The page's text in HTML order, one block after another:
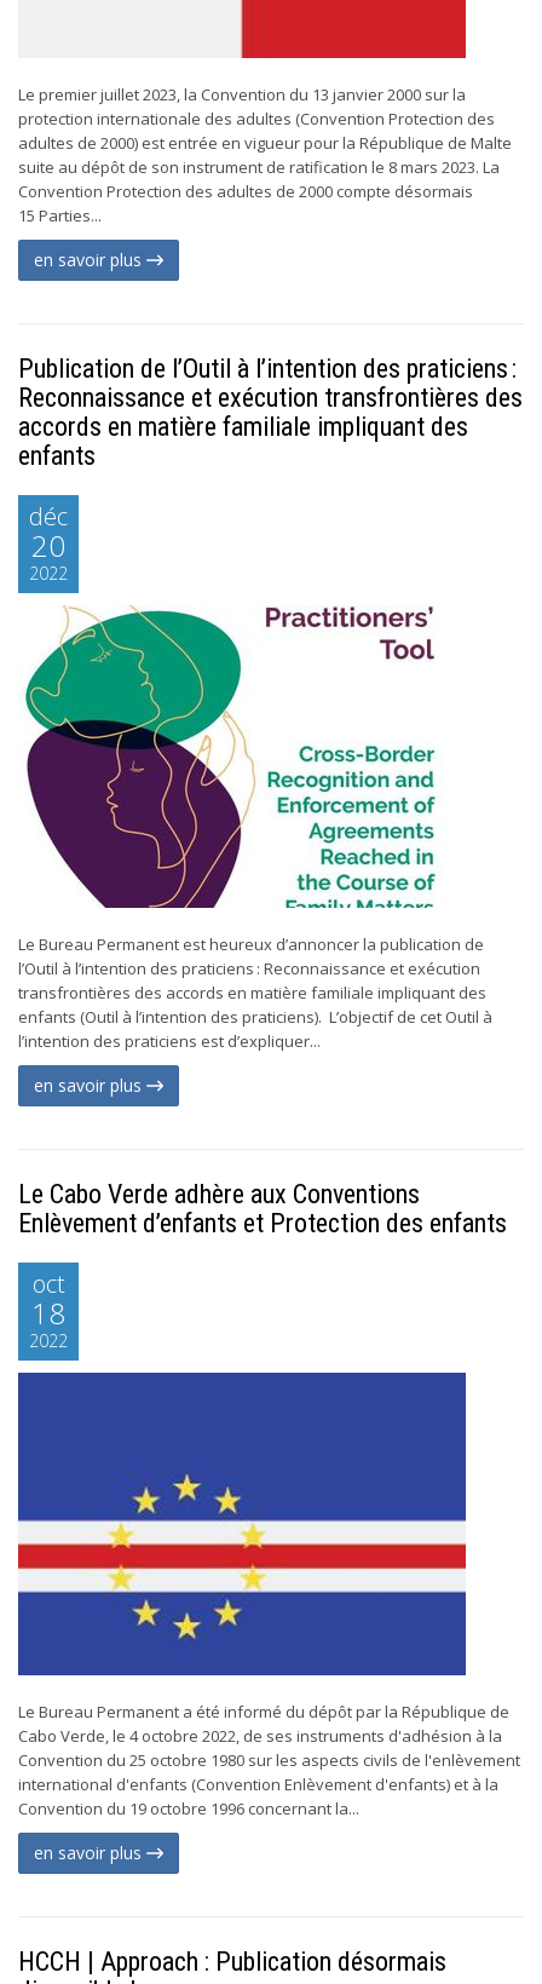
Le premier juillet 2023, la Convention du 13 janvier 2000 sur la
protection internationale des adultes (Convention Protection des
adultes de 2000) est entrée en vigueur pour la République de Malte
suite au dépôt de son instrument de ratification le 8 mars 2023. La
Convention Protection des adultes de 2000 compte désormais
15 Parties...
en savoir plus
Publication de l’Outil à l’intention des praticiens :
Reconnaissance et exécution transfrontières des
accords en matière familiale impliquant des
enfants
déc
20
2022
Le Bureau Permanent est heureux d’annoncer la publication de
l’Outil à l’intention des praticiens : Reconnaissance et exécution
transfrontières des accords en matière familiale impliquant des
enfants (Outil à l’intention des praticiens). L’objectif de cet Outil à
l’intention des praticiens est d’expliquer...
en savoir plus
Le Cabo Verde adhère aux Conventions
Enlèvement d’enfants et Protection des enfants
oct
18
2022
Le Bureau Permanent a été informé du dépôt par la République de
Cabo Verde, le 4 octobre 2022, de ses instruments d'adhésion à la
Convention du 25 octobre 1980 sur les aspects civils de l'enlèvement
international d'enfants (Convention Enlèvement d'enfants) et à la
Convention du 19 octobre 1996 concernant la...
en savoir plus
HCCH | Approach : Publication désormais